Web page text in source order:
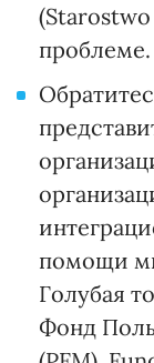
проблеме.
помощи
Голубая
Фонд